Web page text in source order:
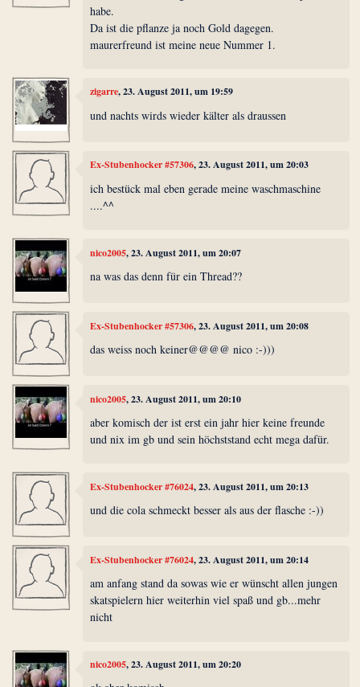
habe.
Da ist die pflanze ja noch Gold dagegen.
maurerfreund ist meine neue Nummer 1.
zigarre, 23. August 2011, um 19:59
und nachts wirds wieder kälter als draussen
Ex-Stubenhocker #57306, 23. August 2011, um 20:03
ich bestück mal eben gerade meine waschmaschine
....^^
nico2005, 23. August 2011, um 20:07
na was das denn für ein Thread??
Ex-Stubenhocker #57306, 23. August 2011, um 20:08
das weiss noch keiner@@@@ nico :-)))
nico2005, 23. August 2011, um 20:10
aber komisch der ist erst ein jahr hier keine freunde
und nix im gb und sein höchststand echt mega dafür.
Ex-Stubenhocker #76024, 23. August 2011, um 20:13
und die cola schmeckt besser als aus der flasche :-))
Ex-Stubenhocker #76024, 23. August 2011, um 20:14
am anfang stand da sowas wie er wünscht allen jungen
skatspielern hier weiterhin viel spaß und gb...mehr
nicht
nico2005, 23. August 2011, um 20:20